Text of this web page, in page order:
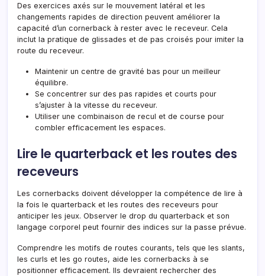
Des exercices axés sur le mouvement latéral et les
changements rapides de direction peuvent améliorer la
capacité d’un cornerback à rester avec le receveur. Cela
inclut la pratique de glissades et de pas croisés pour imiter la
route du receveur.
Maintenir un centre de gravité bas pour un meilleur
équilibre.
Se concentrer sur des pas rapides et courts pour
s’ajuster à la vitesse du receveur.
Utiliser une combinaison de recul et de course pour
combler efficacement les espaces.
Lire le quarterback et les routes des
receveurs
Les cornerbacks doivent développer la compétence de lire à
la fois le quarterback et les routes des receveurs pour
anticiper les jeux. Observer le drop du quarterback et son
langage corporel peut fournir des indices sur la passe prévue.
Comprendre les motifs de routes courants, tels que les slants,
les curls et les go routes, aide les cornerbacks à se
positionner efficacement. Ils devraient rechercher des